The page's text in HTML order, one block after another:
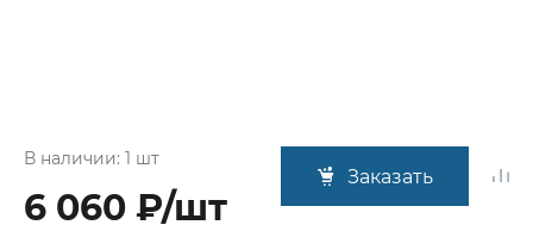
В наличии: 1 шт
6 060 ₽/шт
Заказать